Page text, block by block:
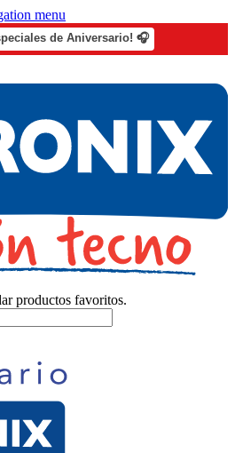
menu
de Aniversario! 🎧
productos favoritos.